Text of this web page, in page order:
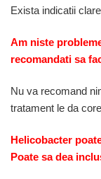
Exista indicatii
Am niste
recomandati sa
Nu va recomand
tratament le da
Helicobacter
Poate sa dea